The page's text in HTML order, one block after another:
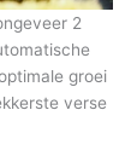
2
groei
verse